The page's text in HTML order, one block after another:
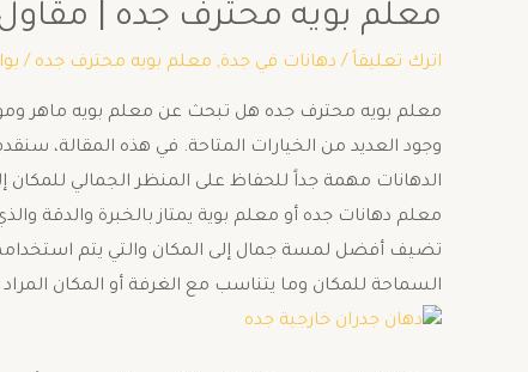
معلم بويه محترف جده | مقاول بويه
اترك تعليقاً / دهانات في جدة, معلم بويه محترف جده /
معلم بويه محترف جده هل تبحث عن معلم بويه ماهر
وجود العديد من الخيارات المتاحة. في هذه المقالة،
الدهانات مهمة جداً للحفاظ على المنظر الجمالي للمكان
معلم دهانات جده أو معلم بوية يمتاز بالخبرة والدقة
تضيف أفضل لمسة جمال إلى المكان والتي يتم
السماحة للمكان وما يتناسب مع الغرفة أو المكان